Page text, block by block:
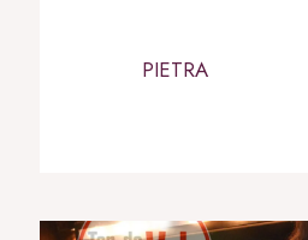
PIETRA